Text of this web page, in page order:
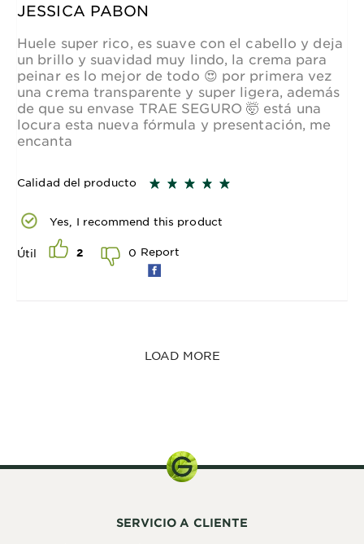
JESSICA PABON
Huele super rico, es suave con el cabello y deja
un brillo y suavidad muy lindo, la crema para
peinar es lo mejor de todo 😍 por primera vez
una crema transparente y super ligera, además
de que su envase TRAE SEGURO 🤯 está una
locura esta nueva fórmula y presentación, me
encanta
Calidad del producto
Yes, I recommend this product
Útil 2 0 Report
LOAD MORE
SERVICIO A CLIENTE